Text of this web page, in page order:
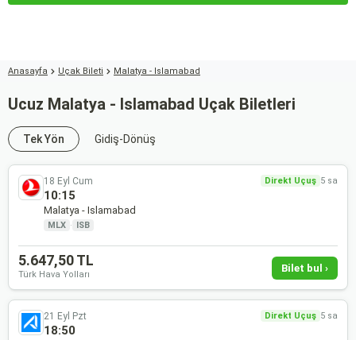
Anasayfa Uçak Bileti Malatya - Islamabad
Ucuz Malatya - Islamabad Uçak Biletleri
Tek Yön Gidiş-Dönüş
18 Eyl Cum Direkt Uçuş 5 sa
10:15
Malatya - Islamabad
MLX · ISB
5.647,50 TL
Türk Hava Yolları
Bilet bul ›
21 Eyl Pzt Direkt Uçuş 5 sa
18:50